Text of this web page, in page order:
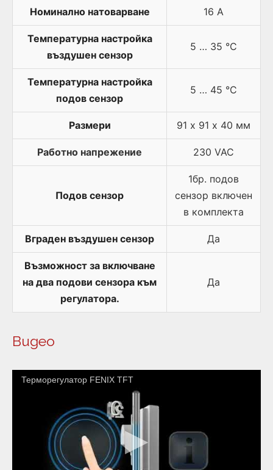
Номинално натоварване 16 A
Температурна настройка
въздушен сензор
5 … 35 °C
Температурна настройка
подов сензор
5 … 45 °C
Размери 91 х 91 х 40 мм
Работно напрежение 230 VAC
Подов сензор
1бр. подов
сензор включен
в комплекта
Вграден въздушен сензор Да
Възможност за включване
на два подови сензора към
регулатора.
Да
Видео
Терморегулатор FENIX TFT